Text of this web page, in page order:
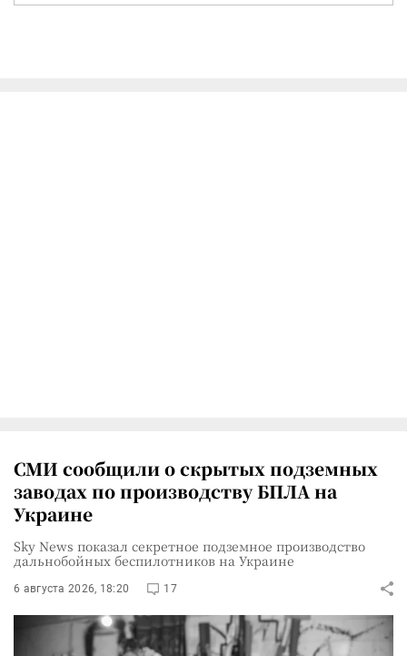
СМИ сообщили о скрытых подземных
заводах по производству БПЛА на
Украине
Sky News показал секретное подземное производство
дальнобойных беспилотников на Украине
6 августа 2026, 18:20 17